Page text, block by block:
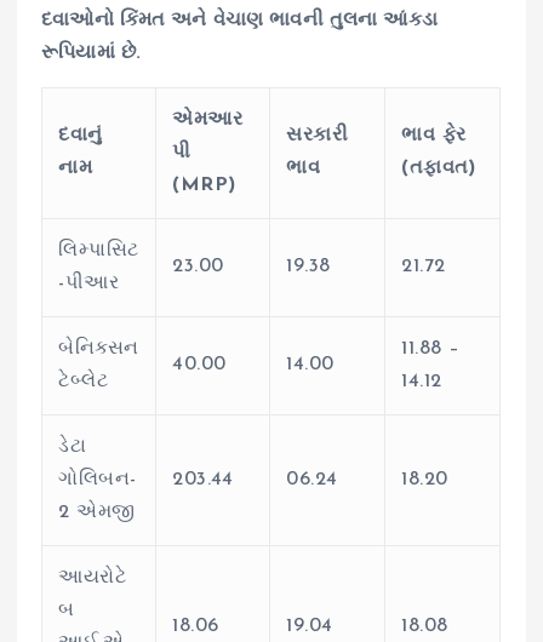
દવાઓનો કિંમત અને વેચાણ ભાવની તુલના આંકડા
રૂપિયામાં છે.
દવાનું
નામ
એમઆર
પી
(MRP)
સરકારી
ભાવ
ભાવ ફેર
(તફાવત)
લિમ્પાસિટ
-પીઆર
23.00 19.38 21.72
બેનિક્સન
ટેબ્લેટ
40.00 14.00
11.88 –
14.12
ડેટા
ગોલિબન-
2 એમજી
203.44 06.24 18.20
આયરોટે
બ
18.06 19.04 18.08